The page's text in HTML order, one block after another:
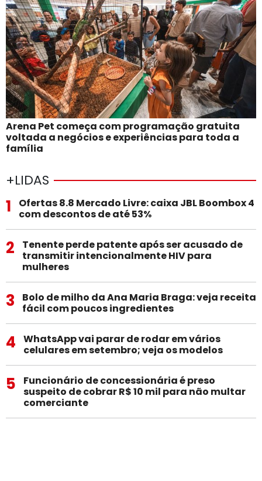
Arena Pet começa com programação gratuita
voltada a negócios e experiências para toda a
família
+LIDAS
1
Ofertas 8.8 Mercado Livre: caixa JBL Boombox 4
com descontos de até 53%
2
Tenente perde patente após ser acusado de
transmitir intencionalmente HIV para
mulheres
3
Bolo de milho da Ana Maria Braga: veja receita
fácil com poucos ingredientes
4
WhatsApp vai parar de rodar em vários
celulares em setembro; veja os modelos
5
Funcionário de concessionária é preso
suspeito de cobrar R$ 10 mil para não multar
comerciante